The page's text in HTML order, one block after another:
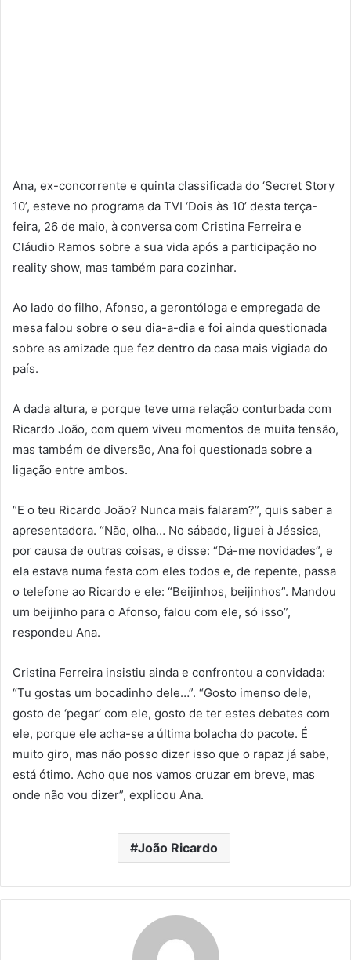
Ana, ex-concorrente e quinta classificada do ‘Secret Story
10’, esteve no programa da TVI ‘Dois às 10’ desta terça-
feira, 26 de maio, à conversa com Cristina Ferreira e
Cláudio Ramos sobre a sua vida após a participação no
reality show, mas também para cozinhar.
Ao lado do filho, Afonso, a gerontóloga e empregada de
mesa falou sobre o seu dia-a-dia e foi ainda questionada
sobre as amizade que fez dentro da casa mais vigiada do
país.
A dada altura, e porque teve uma relação conturbada com
Ricardo João, com quem viveu momentos de muita tensão,
mas também de diversão, Ana foi questionada sobre a
ligação entre ambos.
“E o teu Ricardo João? Nunca mais falaram?”, quis saber a
apresentadora. “Não, olha… No sábado, liguei à Jéssica,
por causa de outras coisas, e disse: “Dá-me novidades”, e
ela estava numa festa com eles todos e, de repente, passa
o telefone ao Ricardo e ele: “Beijinhos, beijinhos”. Mandou
um beijinho para o Afonso, falou com ele, só isso”,
respondeu Ana.
Cristina Ferreira insistiu ainda e confrontou a convidada:
“Tu gostas um bocadinho dele…”. “Gosto imenso dele,
gosto de ‘pegar’ com ele, gosto de ter estes debates com
ele, porque ele acha-se a última bolacha do pacote. É
muito giro, mas não posso dizer isso que o rapaz já sabe,
está ótimo. Acho que nos vamos cruzar em breve, mas
onde não vou dizer”, explicou Ana.
João Ricardo